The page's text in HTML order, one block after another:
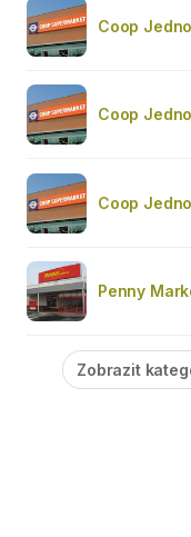
Coop
Coop
Coop
Penny
Zobrazit